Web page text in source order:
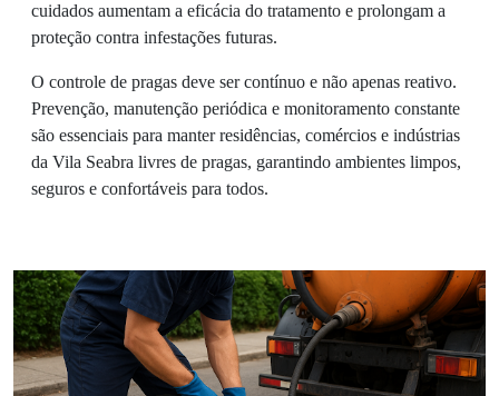
cuidados aumentam a eficácia do tratamento e prolongam a
proteção contra infestações futuras.
O controle de pragas deve ser contínuo e não apenas reativo.
Prevenção, manutenção periódica e monitoramento constante
são essenciais para manter residências, comércios e indústrias
da Vila Seabra livres de pragas, garantindo ambientes limpos,
seguros e confortáveis para todos.